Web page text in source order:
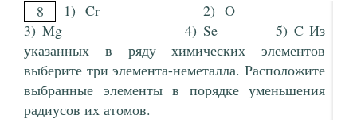
8
1) Cr 2) O
3) Mg 4) Se 5) C Из
указанных в ряду химических элементов
выберите три элемента-неметалла. Расположите
выбранные элементы в порядке уменьшения
радиусов их атомов.